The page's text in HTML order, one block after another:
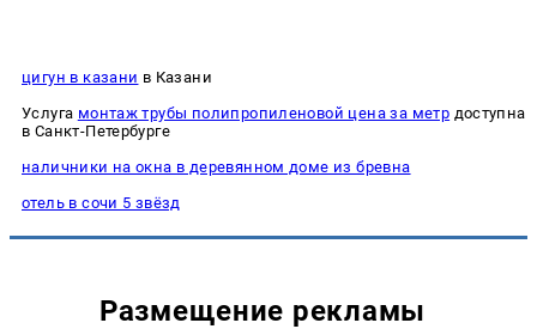
цигун в казани в Казани
Услуга монтаж трубы полипропиленовой цена за метр доступна
в Санкт-Петербурге
наличники на окна в деревянном доме из бревна
отель в сочи 5 звёзд
Размещение рекламы